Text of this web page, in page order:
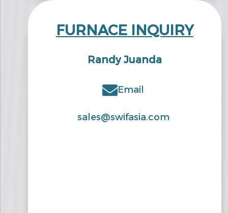
FURNACE INQUIRY
Randy Juanda
Email
sales@swifasia.com